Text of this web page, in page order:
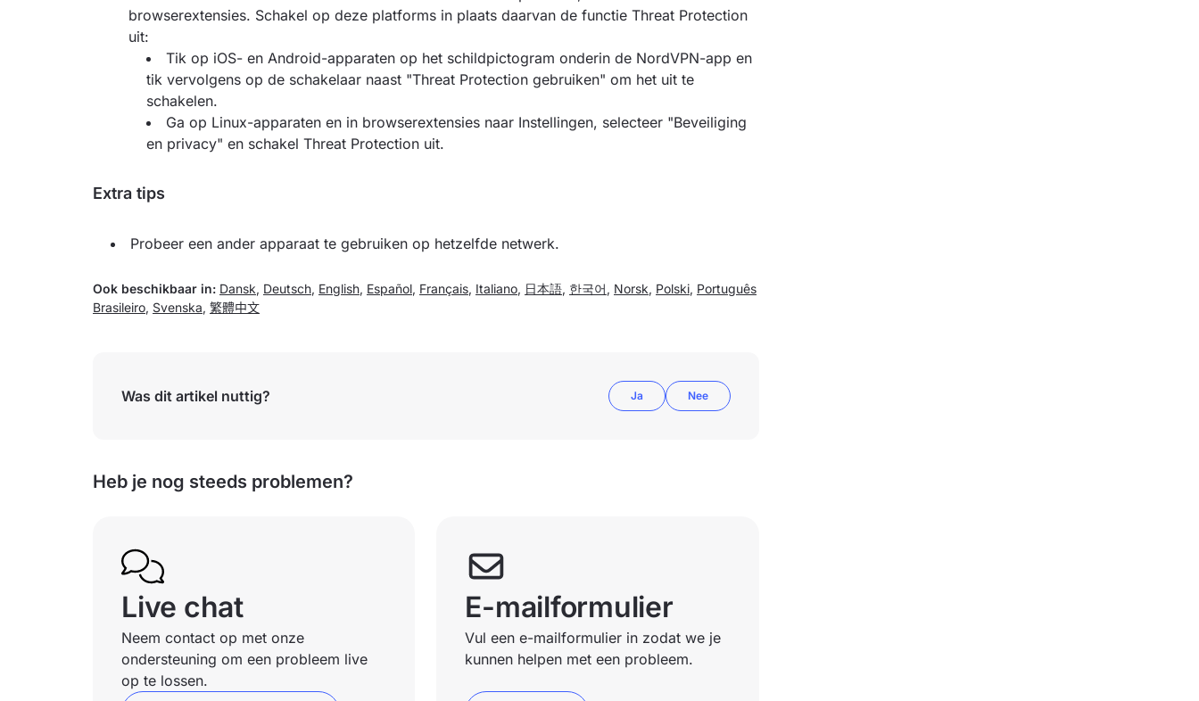
browserextensies. Schakel op deze platforms in plaats daarvan de functie Threat Protection
uit:
Tik op iOS- en Android-apparaten op het schildpictogram onderin de NordVPN-app en
tik vervolgens op de schakelaar naast "Threat Protection gebruiken" om het uit te
schakelen.
Ga op Linux-apparaten en in browserextensies naar Instellingen, selecteer "Beveiliging
en privacy" en schakel Threat Protection uit.
Extra tips
Probeer een ander apparaat te gebruiken op hetzelfde netwerk.
Ook beschikbaar in: Dansk, Deutsch, English, Español, Français, Italiano, 日本語, 한국어 , Norsk, Polski, Português
Brasileiro, Svenska, 繁體中文
Was dit artikel nuttig? Ja Nee
Heb je nog steeds problemen?
Live chat
Neem contact op met onze
ondersteuning om een probleem live
op te lossen.
E-mailformulier
Vul een e-mailformulier in zodat we je
kunnen helpen met een probleem.